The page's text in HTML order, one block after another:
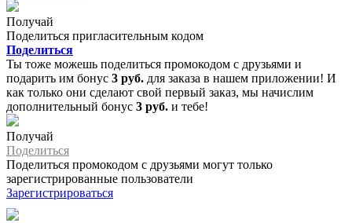
Получай
Поделиться пригласительным кодом
Поделиться
Ты тоже можешь поделиться промокодом с друзьями и
подарить им бонус 3 руб. для заказа в нашем приложении! И
как только они сделают свой первый заказ, мы начислим
дополнительный бонус 3 руб. и тебе!
Получай
Поделиться
Поделиться промокодом с друзьями могут только
зарегистрированные пользователи
Зарегистрироваться